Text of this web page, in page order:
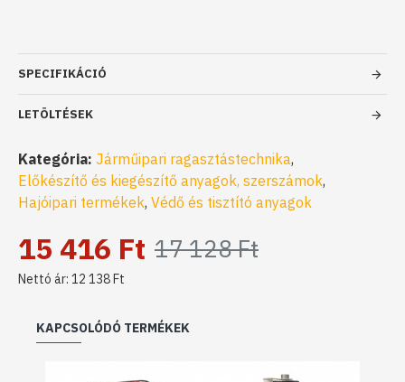
SPECIFIKÁCIÓ
LETÖLTÉSEK
Kategória: Járműipari ragasztástechnika,
Előkészítő és kiegészítő anyagok, szerszámok,
Hajóipari termékek, Védő és tisztító anyagok
15 416 Ft 17 128 Ft
Nettó ár: 12 138 Ft
KAPCSOLÓDÓ TERMÉKEK